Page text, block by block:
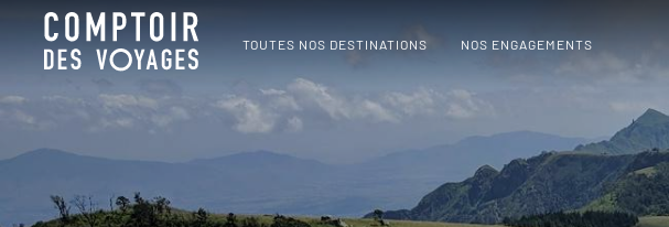
TOUTES NOS DESTINATIONS NOS ENGAGEMENTS